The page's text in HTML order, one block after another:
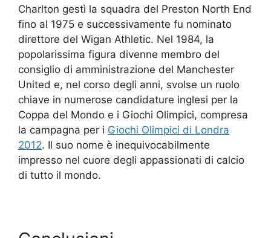
Charlton gestì la squadra del Preston North End
fino al 1975 e successivamente fu nominato
direttore del Wigan Athletic. Nel 1984, la
popolarissima figura divenne membro del
consiglio di amministrazione del Manchester
United e, nel corso degli anni, svolse un ruolo
chiave in numerose candidature inglesi per la
Coppa del Mondo e i Giochi Olimpici, compresa
la campagna per i Giochi Olimpici di Londra
2012. Il suo nome è inequivocabilmente
impresso nel cuore degli appassionati di calcio
di tutto il mondo.